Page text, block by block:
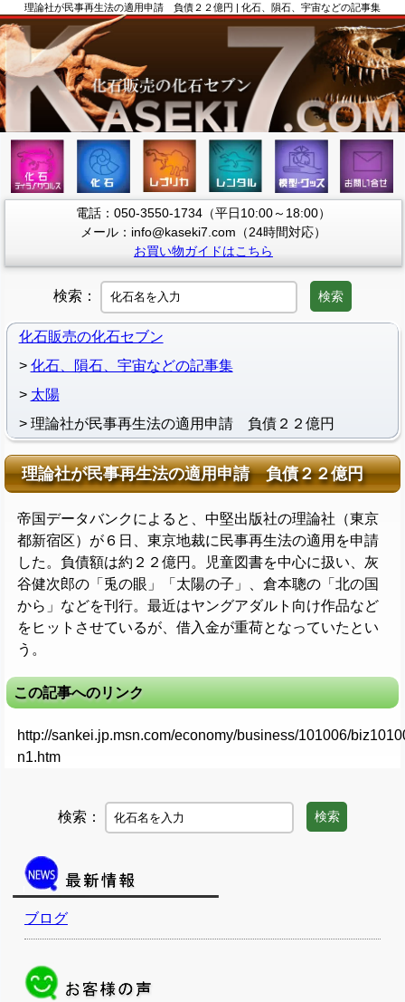
理論社が民事再生法の適用申請 負債２２億円 | 化石、隕石、宇宙などの記事集
電話：050-3550-1734（平日10:00～18:00）
メール：info@kaseki7.com（24時間対応）
お買い物ガイドはこちら
検索： 検索
化石販売の化石セブン
化石、隕石、宇宙などの記事集
太陽
理論社が民事再生法の適用申請 負債２２億円
理論社が民事再生法の適用申請 負債２２億円
帝国データバンクによると、中堅出版社の理論社（東京
都新宿区）が６日、東京地裁に民事再生法の適用を申請
した。負債額は約２２億円。児童図書を中心に扱い、灰
谷健次郎の「兎の眼」「太陽の子」、倉本聰の「北の国
から」などを刊行。最近はヤングアダルト向け作品など
をヒットさせているが、借入金が重荷となっていたとい
う。
この記事へのリンク
http://sankei.jp.msn.com/economy/business/101006/
n1.htm
検索： 検索
ブログ